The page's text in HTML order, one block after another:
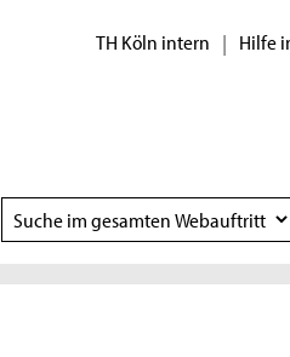
TH Köln intern | Hilfe
Suchbereich
wählen